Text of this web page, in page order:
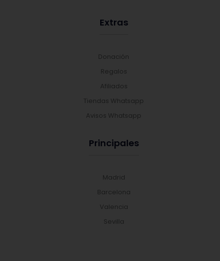
Extras
Donación
Regalos
Afiliados
Tiendas Whatsapp
Avisos Whatsapp
Principales
Madrid
Barcelona
Valencia
Sevilla